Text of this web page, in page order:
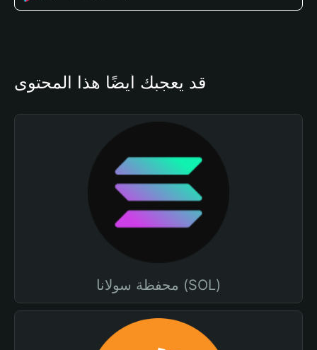
قد يعجبك أيضًا هذا المحتوى
محفظة سولانا (SOL)